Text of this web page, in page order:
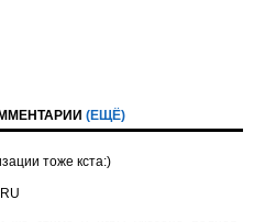
(ЕЩЁ)
тоже кста:)